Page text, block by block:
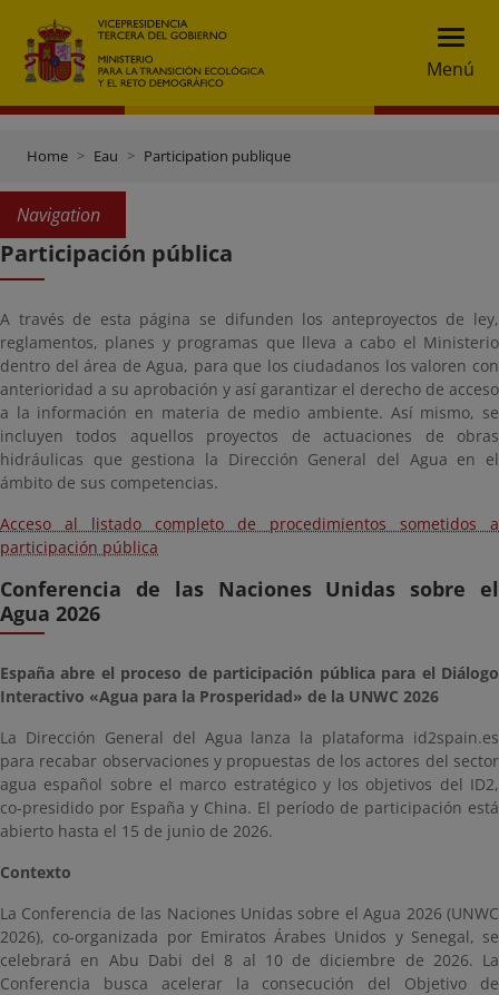
Menú
Home Eau Participation publique
Navigation
Participación pública
A través de esta página se difunden los anteproyectos de ley,
reglamentos, planes y programas que lleva a cabo el Ministerio
dentro del área de Agua, para que los ciudadanos los valoren con
anterioridad a su aprobación y así garantizar el derecho de acceso
a la información en materia de medio ambiente. Así mismo, se
incluyen todos aquellos proyectos de actuaciones de obras
hidráulicas que gestiona la Dirección General del Agua en el
ámbito de sus competencias.
Acceso al listado completo de procedimientos sometidos a
participación pública
Conferencia de las Naciones Unidas sobre el
Agua 2026
España abre el proceso de participación pública para el Diálogo
Interactivo «Agua para la Prosperidad» de la UNWC 2026
La Dirección General del Agua lanza la plataforma id2spain.es
para recabar observaciones y propuestas de los actores del sector
agua español sobre el marco estratégico y los objetivos del ID2,
co-presidido por España y China. El período de participación está
abierto hasta el 15 de junio de 2026.
Contexto
La Conferencia de las Naciones Unidas sobre el Agua 2026 (UNWC
2026), co-organizada por Emiratos Árabes Unidos y Senegal, se
celebrará en Abu Dabi del 8 al 10 de diciembre de 2026. La
Conferencia busca acelerar la consecución del Objetivo de